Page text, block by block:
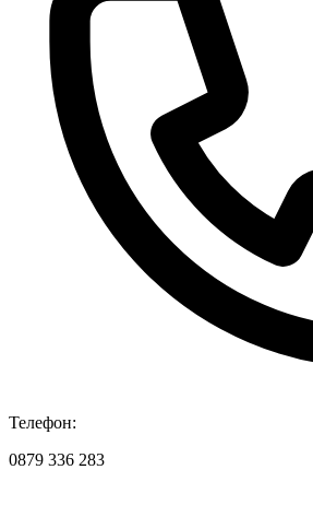
Телефон:
0879 336 283